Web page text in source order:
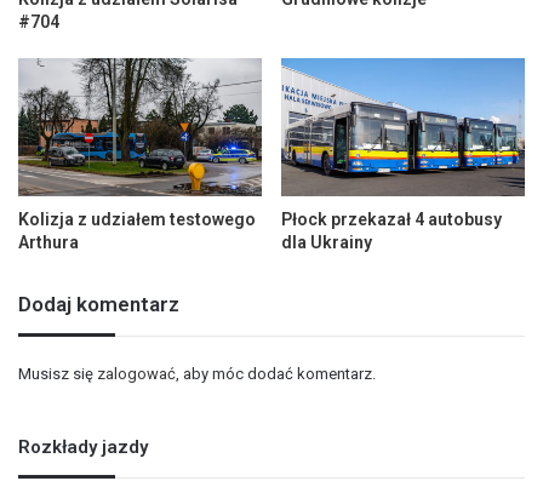
#704
Kolizja z udziałem testowego
Arthura
Płock przekazał 4 autobusy
dla Ukrainy
Dodaj komentarz
Musisz się zalogować , aby móc dodać komentarz.
Rozkłady jazdy